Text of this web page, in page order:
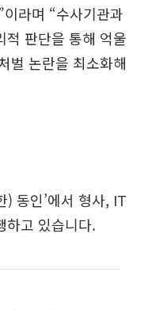
라며 “수사기관과
적 판단을 통해 억울
벌 논란을 최소화해
) 동인’에서 형사, IT
하고 있습니다.